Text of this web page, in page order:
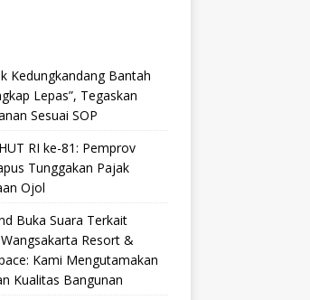
Kedungkandang Bantah
Lepas”, Tegaskan
Sesuai SOP
RI ke-81: Pemprov
Tunggakan Pajak
Ojol
Buka Suara Terkait
Resort &
Kami Mengutamakan
Kualitas Bangunan